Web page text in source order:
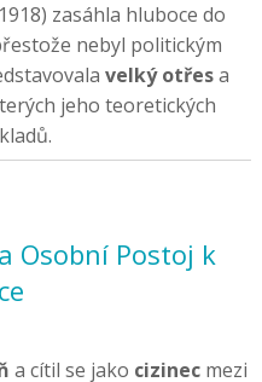
zasáhla hluboce do
nebyl politickým
velký otřesa
jeho teoretických
Postoj k
a cítil se jako cizinecmezi